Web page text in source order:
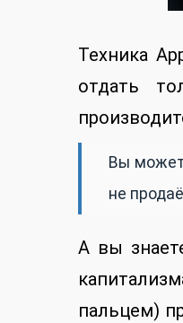
Техника
отдать
Вы
не
А вы
пальцем)